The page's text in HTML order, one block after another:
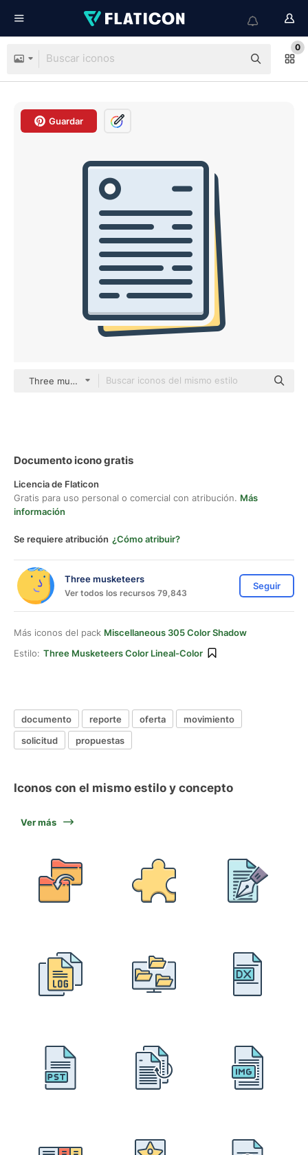
0
Guardar
Three musketeers color lineal-color
Documento icono gratis
Licencia de Flaticon
Gratis para uso personal o comercial con atribución. Más
información
Se requiere atribución ¿Cómo atribuir?
Three musketeers
Ver todos los recursos 79,843
Seguir
Más iconos del pack Miscellaneous 305 Color Shadow
Estilo: Three Musketeers Color Lineal-Color
documento reporte oferta
movimiento
solicitud
propuestas
Iconos con el mismo estilo y concepto
Ver más